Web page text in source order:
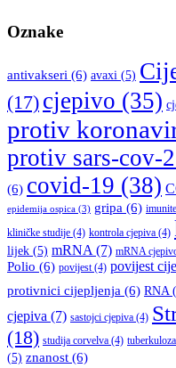
Oznake
antivakseri (6) avaxi (5)
(17) cjepivo (35)
protiv
protiv sars-cov-2
(6) covid-19 (38)
epidemija ospica (3) gripa (6)
kliničke studije (4) kontrola cjepiva (4)
lijek (5) mRNA (7) mRNA
Polio (6) povijest(4) povijest
protivnici cijepljenja (6) RNA
cjepiva (7) sastojci cjepiva (4)
(18) studija corvelva (4) tuberkuloza
(5) znanost (6)